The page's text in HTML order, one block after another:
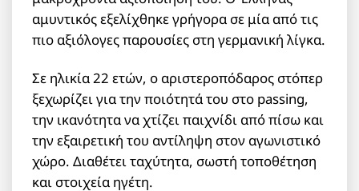
αμυντικός εξελίχθηκε γρήγορα σε μία από τις
πιο αξιόλογες παρουσίες στη γερμανική λίγκα.
Σε ηλικία 22 ετών, ο αριστεροπόδαρος στόπερ
ξεχωρίζει για την ποιότητά του στο passing,
την ικανότητα να χτίζει παιχνίδι από πίσω και
την εξαιρετική του αντίληψη στον αγωνιστικό
χώρο. Διαθέτει ταχύτητα, σωστή τοποθέτηση
και στοιχεία ηγέτη.